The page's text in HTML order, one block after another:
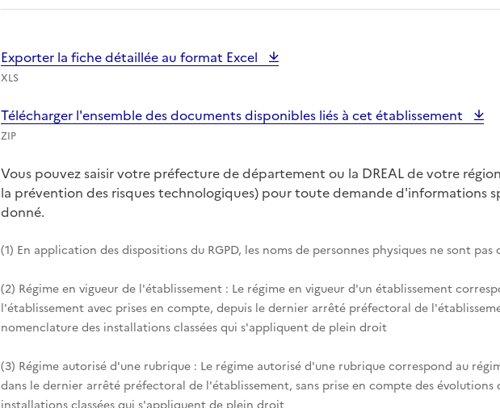
Exporter la fiche détaillée au format Excel
XLS
Télécharger l'ensemble des documents disponibles liés à cet établissement
ZIP
Vous pouvez saisir votre préfecture de département ou la DREAL de votre
la prévention des risques technologiques) pour toute demande d'informations
donné.
(1) En application des dispositions du RGPD, les noms de personnes physiques ne sont pas
(2) Régime en vigueur de l'établissement : Le régime en vigueur d'un établissement
l'établissement avec prises en compte, depuis le dernier arrêté préfectoral de
nomenclature des installations classées qui s'appliquent de plein droit
(3) Régime autorisé d'une rubrique : Le régime autorisé d'une rubrique correspond au
dans le dernier arrêté préfectoral de l'établissement, sans prise en compte des évolutions